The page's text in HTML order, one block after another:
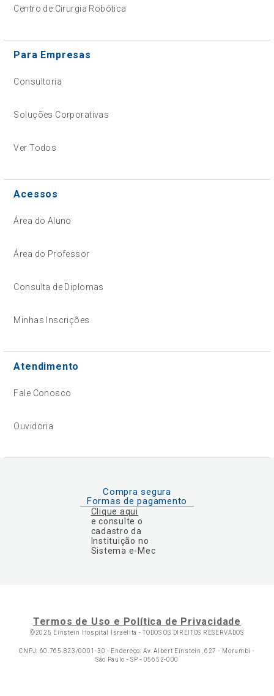
Centro de Cirurgia Robótica
Para Empresas
Consultoria
Soluções Corporativas
Ver Todos
Acessos
Área do Aluno
Área do Professor
Consulta de Diplomas
Minhas Inscrições
Atendimento
Fale Conosco
Ouvidoria
Compra segura
Formas de pagamento
Clique aqui
e consulte o
cadastro da
Instituição no
Sistema e-Mec
Termos de Uso e Política de Privacidade
©2025 Einstein Hospital Israelita -TODOS OS DIREITOS RESERVADOS
CNPJ: 60.765.823/0001-30 - Endereço: Av. Albert Einstein, 627 - Morumbi -
São Paulo - SP - 05652-000